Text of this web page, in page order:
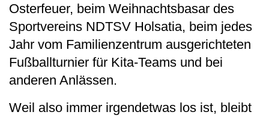
Osterfeuer, beim Weihnachtsbasar des
Sportvereins NDTSV Holsatia, beim jedes
Jahr vom Familienzentrum ausgerichteten
Fußballturnier für Kita-Teams und bei
anderen Anlässen.
Weil also immer irgendetwas los ist, bleibt